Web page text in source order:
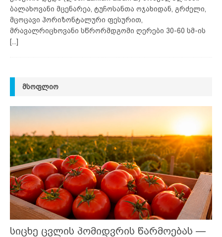
ბალახოვანი მცენარეა, ტუჩოსანთა ოჯახიდან, გრძელი,
მცოცავი ჰორიზონტალური ფესურით,
მრავალრიცხოვანი სწრორმდგომი ღერები 30-60 სმ-ის
[...]
ᲛᲡᲝᲤᲚᲘᲝ
სიცხე ცვლის პომიდვრის წარმოებას —